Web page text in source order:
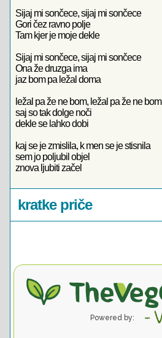
Sijaj mi sončece, sijaj mi sončece
Gori čez ravno polje
Tam kjer je moje dekle
Sijaj mi sončece, sijaj mi sončece
Ona že druzga ima
jaz bom pa ležal doma
ležal pa že ne bom, ležal pa že ne bom
saj so tak dolge noči
dekle se lahko dobi
kaj se je zmislila, k men se je stisnila
sem jo poljubil objel
znova ljubiti začel
kratke priče